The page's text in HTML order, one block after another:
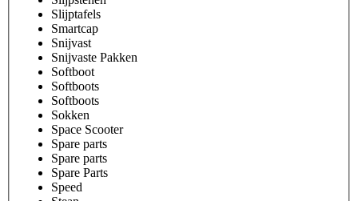
Slijptafels
Smartcap
Snijvast
Snijvaste Pakken
Softboot
Softboots
Softboots
Sokken
Space Scooter
Spare parts
Spare parts
Spare Parts
Speed